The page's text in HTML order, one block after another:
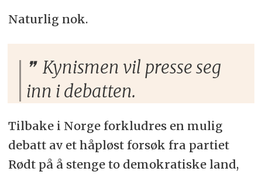
Naturlig nok.
Kynismen vil presse seg
inn i debatten.
Tilbake i Norge forkludres en mulig
debatt av et håpløst forsøk fra partiet
Rødt på å stenge to demokratiske land,